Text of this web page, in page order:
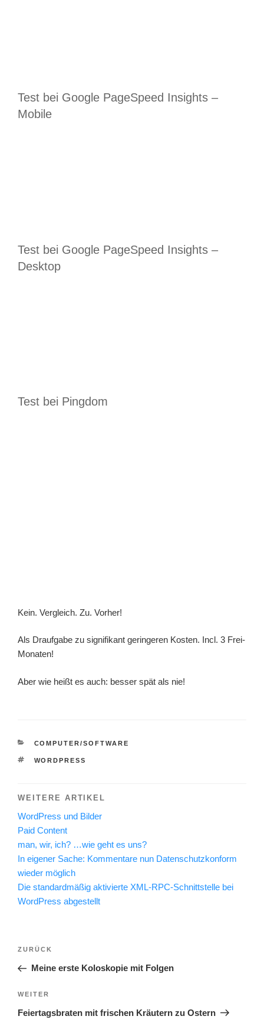
Test bei Google PageSpeed Insights –
Mobile
Test bei Google PageSpeed Insights –
Desktop
Test bei Pingdom
Kein. Vergleich. Zu. Vorher!
Als Draufgabe zu signifikant geringeren Kosten. Incl. 3 Frei-
Monaten!
Aber wie heißt es auch: besser spät als nie!
KATEGORIEN
COMPUTER/SOFTWARE
SCHLAGWÖRTER
WORDPRESS
WEITERE ARTIKEL
WordPress und Bilder
Paid Content
man, wir, ich? …wie geht es uns?
In eigener Sache: Kommentare nun Datenschutzkonform
wieder möglich
Die standardmäßig aktivierte XML-RPC-Schnittstelle bei
WordPress abgestellt
Beitragsnavigation
Vorheriger
Beitrag
ZURÜCK
Meine erste Koloskopie mit Folgen
Nächster
Beitrag
WEITER
Feiertagsbraten mit frischen Kräutern zu Ostern